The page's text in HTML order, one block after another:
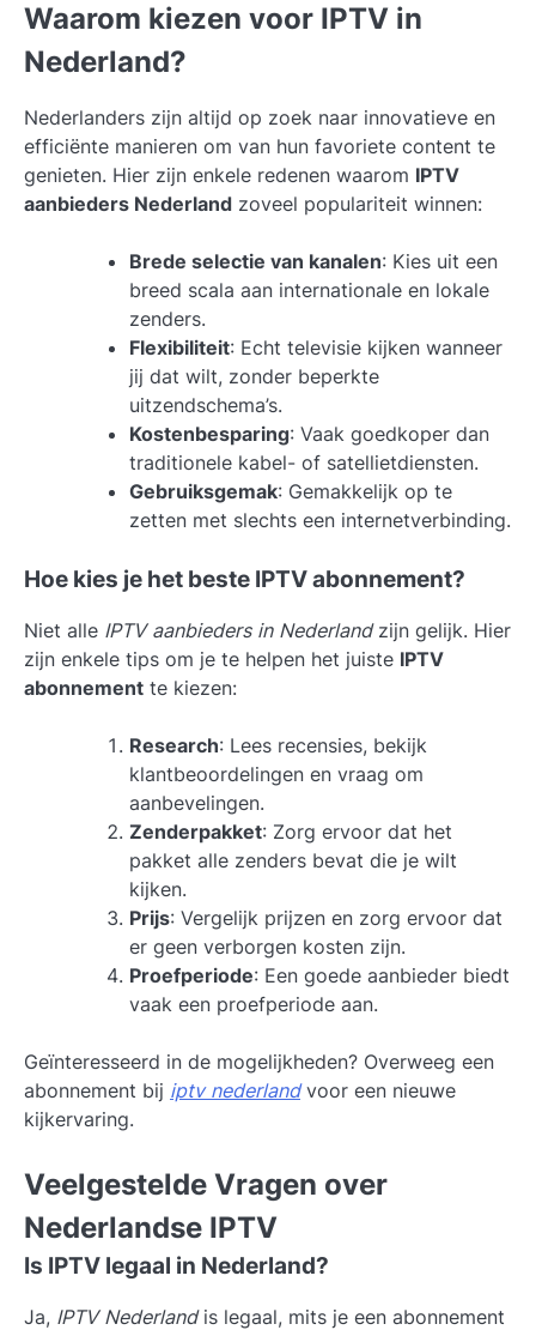
Waarom kiezen voor IPTV in
Nederland?
Nederlanders zijn altijd op zoek naar innovatieve en
efficiënte manieren om van hun favoriete content te
genieten. Hier zijn enkele redenen waarom IPTV
aanbieders Nederland zoveel populariteit winnen:
Brede selectie van kanalen: Kies uit een
breed scala aan internationale en lokale
zenders.
Flexibiliteit: Echt televisie kijken wanneer
jij dat wilt, zonder beperkte
uitzendschema’s.
Kostenbesparing: Vaak goedkoper dan
traditionele kabel- of satellietdiensten.
Gebruiksgemak: Gemakkelijk op te
zetten met slechts een internetverbinding.
Hoe kies je het beste IPTV abonnement?
Niet alle IPTV aanbieders in Nederlandzijn gelijk. Hier
zijn enkele tips om je te helpen het juiste IPTV
abonnement te kiezen:
Research: Lees recensies, bekijk
klantbeoordelingen en vraag om
aanbevelingen.
Zenderpakket: Zorg ervoor dat het
pakket alle zenders bevat die je wilt
kijken.
Prijs: Vergelijk prijzen en zorg ervoor dat
er geen verborgen kosten zijn.
Proefperiode: Een goede aanbieder biedt
vaak een proefperiode aan.
Geïnteresseerd in de mogelijkheden? Overweeg een
abonnement bij iptv nederlandvoor een nieuwe
kijkervaring.
Veelgestelde Vragen over
Nederlandse IPTV
Is IPTV legaal in Nederland?
Ja, IPTV Nederlandis legaal, mits je een abonnement